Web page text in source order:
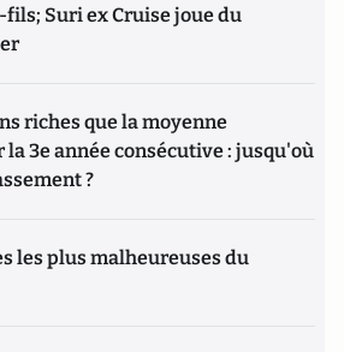
Suri ex Cruise joue du
riches que la moyenne
3e année consécutive : jusqu'où
?
les plus malheureuses du